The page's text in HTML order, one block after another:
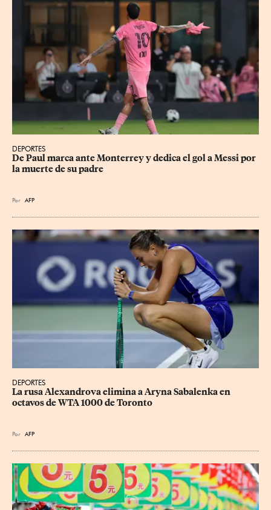
DEPORTES
De Paul marca ante Monterrey y dedica el gol a Messi por
la muerte de su padre
Por AFP
DEPORTES
La rusa Alexandrova elimina a Aryna Sabalenka en
octavos de WTA 1000 de Toronto
Por AFP